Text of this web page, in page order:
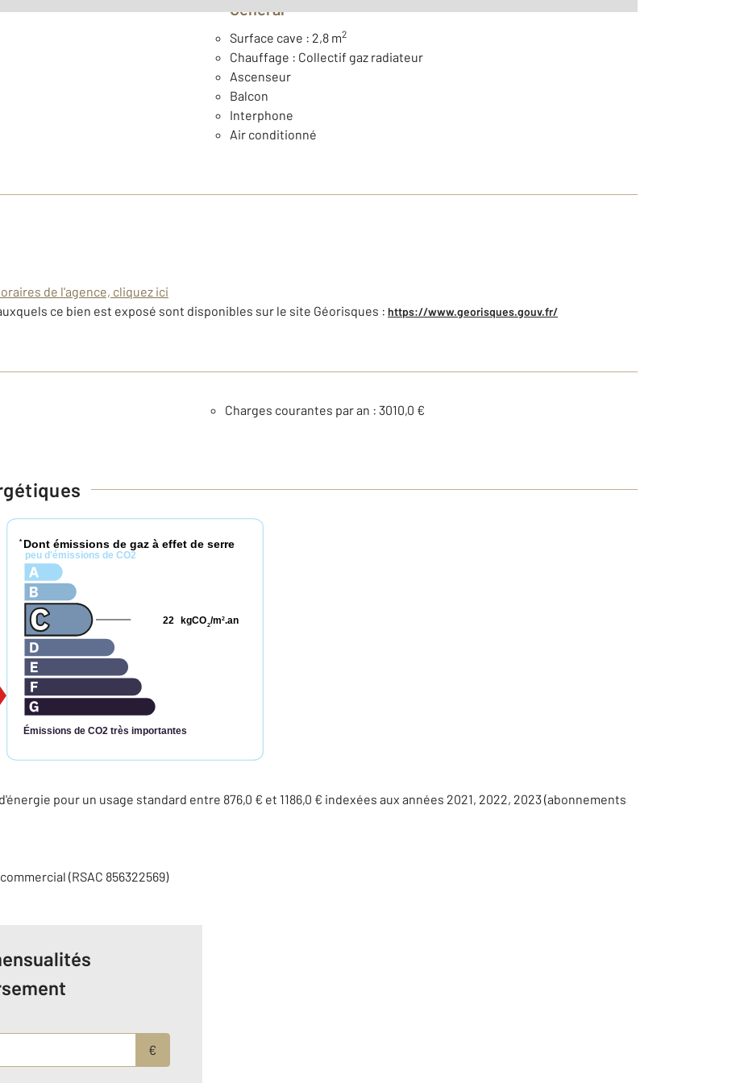
Général
Surface cave : 2,8 m2
Chauffage : Collectif gaz radiateur
Ascenseur
Balcon
Interphone
Air conditionné
de l'agence, cliquez ici
ce bien est exposé sont disponibles sur le site Géorisques : https://www.georisques.gouv.fr/
Charges courantes par an : 3010,0 €
* Dont émissions de gaz à effet de serre
peu d'émissions de CO2
Émissions de CO2 très importantes
kgCO2/m2.an
22
pour un usage standard entre 876,0 € et 1186,0 € indexées aux années 2021, 2022, 2023 (abonnements
(RSAC 856322569)
€